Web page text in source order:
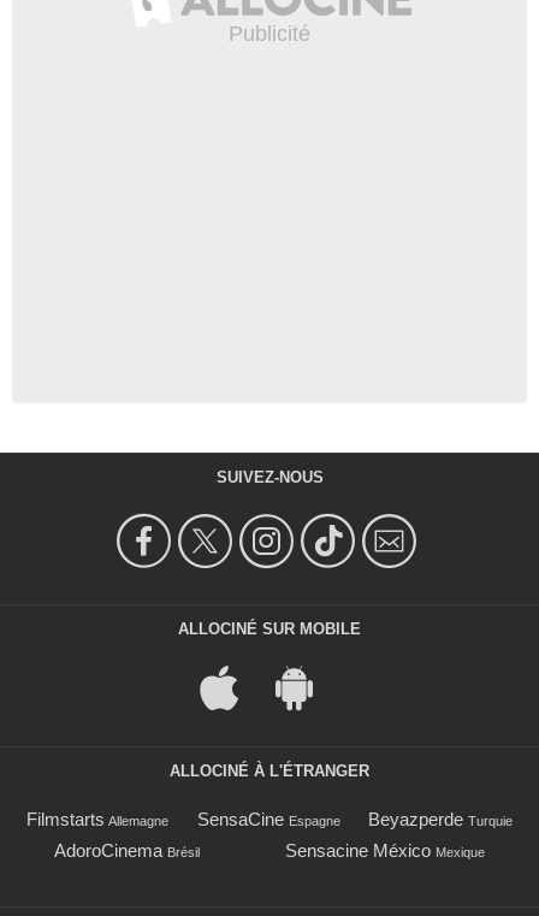
SUIVEZ-NOUS
ALLOCINÉ SUR MOBILE
ALLOCINÉ À L'ÉTRANGER
Filmstarts Allemagne SensaCine Espagne Beyazperde Turquie
AdoroCinema Brésil Sensacine México Mexique